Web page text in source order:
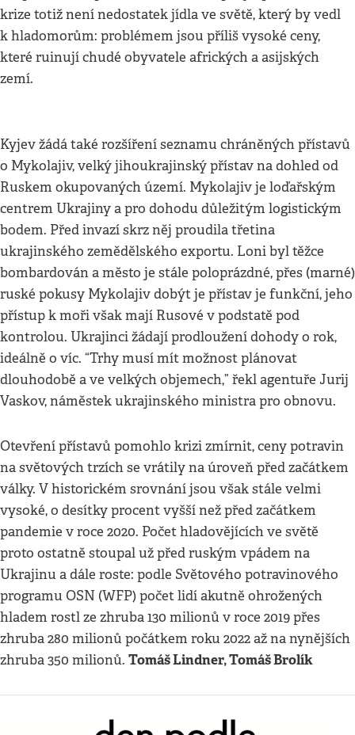
krize totiž není nedostatek jídla ve světě, který by vedl
k hladomorům: problémem jsou příliš vysoké ceny,
které ruinují chudé obyvatele afrických a asijských
zemí.
Kyjev žádá také rozšíření seznamu chráněných přístavů
o Mykolajiv, velký jihoukrajinský přístav na dohled od
Ruskem okupovaných území. Mykolajiv je loďařským
centrem Ukrajiny a pro dohodu důležitým logistickým
bodem. Před invazí skrz něj proudila třetina
ukrajinského zemědělského exportu. Loni byl těžce
bombardován a město je stále poloprázdné, přes (marné)
ruské pokusy Mykolajiv dobýt je přístav je funkční, jeho
přístup k moři však mají Rusové v podstatě pod
kontrolou. Ukrajinci žádají prodloužení dohody o rok,
ideálně o víc. “Trhy musí mít možnost plánovat
dlouhodobě a ve velkých objemech,” řekl agentuře Jurij
Vaskov, náměstek ukrajinského ministra pro obnovu.
Otevření přístavů pomohlo krizi zmírnit, ceny potravin
na světových trzích se vrátily na úroveň před začátkem
války. V historickém srovnání jsou však stále velmi
vysoké, o desítky procent vyšší než před začátkem
pandemie v roce 2020. Počet hladovějících ve světě
proto ostatně stoupal už před ruským vpádem na
Ukrajinu a dále roste: podle Světového potravinového
programu OSN (WFP) počet lidí akutně ohrožených
hladem rostl ze zhruba 130 milionů v roce 2019 přes
zhruba 280 milionů počátkem roku 2022 až na nynějších
zhruba 350 milionů. Tomáš Lindner, Tomáš Brolík